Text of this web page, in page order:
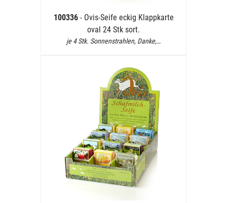
100336 - Ovis-Seife eckig Klappkarte
oval 24 Stk sort.
je 4 Stk. Sonnenstrahlen, Danke,…